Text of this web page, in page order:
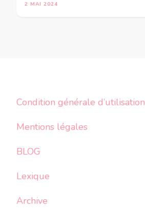
2 MAI 2024
Condition générale d’utilisation
Mentions légales
BLOG
Lexique
Archive